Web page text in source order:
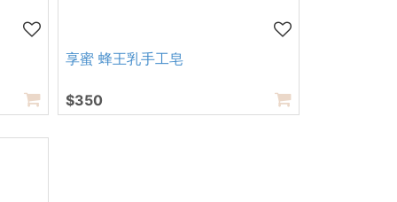
享蜜 蜂王乳手工皂
$350